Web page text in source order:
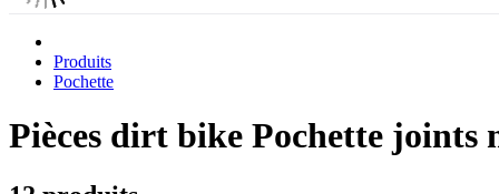
Produits
Pochette
Pièces dirt bike Pochette joints